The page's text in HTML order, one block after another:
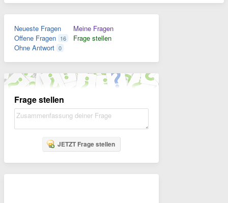
Neueste Fragen
Offene Fragen 16
Ohne Antwort 0
Meine Fragen
Frage stellen
Frage stellen
JETZT Frage stellen